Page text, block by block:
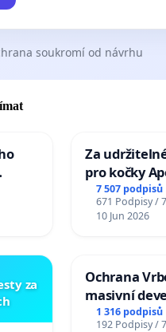
soukromí od návrhu
Za
pro kočky
7 507 podpisů
671 Podpisy /
10 Jun 2026
za
Ochrana
masivní
1 316 podpisů
192 Podpisy /